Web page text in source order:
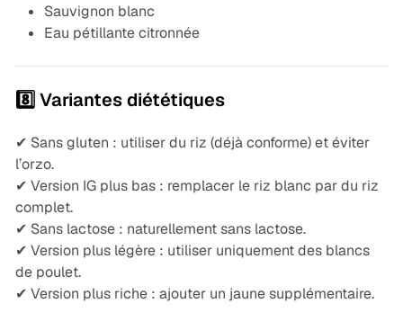
Sauvignon blanc
Eau pétillante citronnée
8️⃣ Variantes diététiques
✔ Sans gluten : utiliser du riz (déjà conforme) et éviter
l’orzo.
✔ Version IG plus bas : remplacer le riz blanc par du riz
complet.
✔ Sans lactose : naturellement sans lactose.
✔ Version plus légère : utiliser uniquement des blancs
de poulet.
✔ Version plus riche : ajouter un jaune supplémentaire.